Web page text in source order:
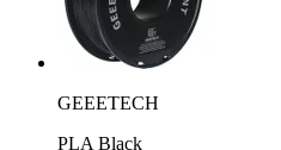
GEEETECH
PLA Black